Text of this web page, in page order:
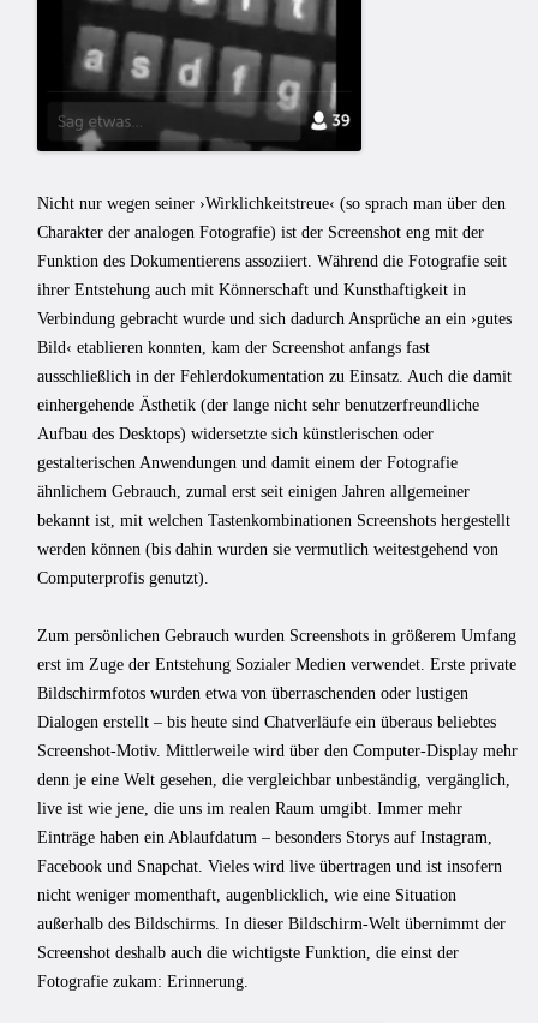
Nicht nur wegen seiner ›Wirklichkeitstreue‹ (so sprach man über den
Charakter der analogen Fotografie) ist der Screenshot eng mit der
Funktion des Dokumentierens assoziiert. Während die Fotografie seit
ihrer Entstehung auch mit Könnerschaft und Kunsthaftigkeit in
Verbindung gebracht wurde und sich dadurch Ansprüche an ein ›gutes
Bild‹ etablieren konnten, kam der Screenshot anfangs fast
ausschließlich in der Fehlerdokumentation zu Einsatz. Auch die damit
einhergehende Ästhetik (der lange nicht sehr benutzerfreundliche
Aufbau des Desktops) widersetzte sich künstlerischen oder
gestalterischen Anwendungen und damit einem der Fotografie
ähnlichem Gebrauch, zumal erst seit einigen Jahren allgemeiner
bekannt ist, mit welchen Tastenkombinationen Screenshots hergestellt
werden können (bis dahin wurden sie vermutlich weitestgehend von
Computerprofis genutzt).
Zum persönlichen Gebrauch wurden Screenshots in größerem Umfang
erst im Zuge der Entstehung Sozialer Medien verwendet. Erste private
Bildschirmfotos wurden etwa von überraschenden oder lustigen
Dialogen erstellt – bis heute sind Chatverläufe ein überaus beliebtes
Screenshot-Motiv. Mittlerweile wird über den Computer-Display mehr
denn je eine Welt gesehen, die vergleichbar unbeständig, vergänglich,
live ist wie jene, die uns im realen Raum umgibt. Immer mehr
Einträge haben ein Ablaufdatum – besonders Storys auf Instagram,
Facebook und Snapchat. Vieles wird live übertragen und ist insofern
nicht weniger momenthaft, augenblicklich, wie eine Situation
außerhalb des Bildschirms. In dieser Bildschirm-Welt übernimmt der
Screenshot deshalb auch die wichtigste Funktion, die einst der
Fotografie zukam: Erinnerung.